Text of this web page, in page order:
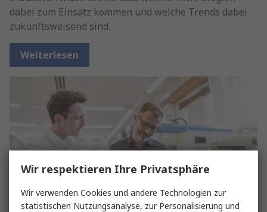
dabei zum Einsatz kommen und welche Trends dabei
zukunftsweisend sind.
Weiterlesen
Wir respektieren Ihre Privatsphäre
Wir verwenden Cookies und andere Technologien zur
statistischen Nutzungsanalyse, zur Personalisierung und